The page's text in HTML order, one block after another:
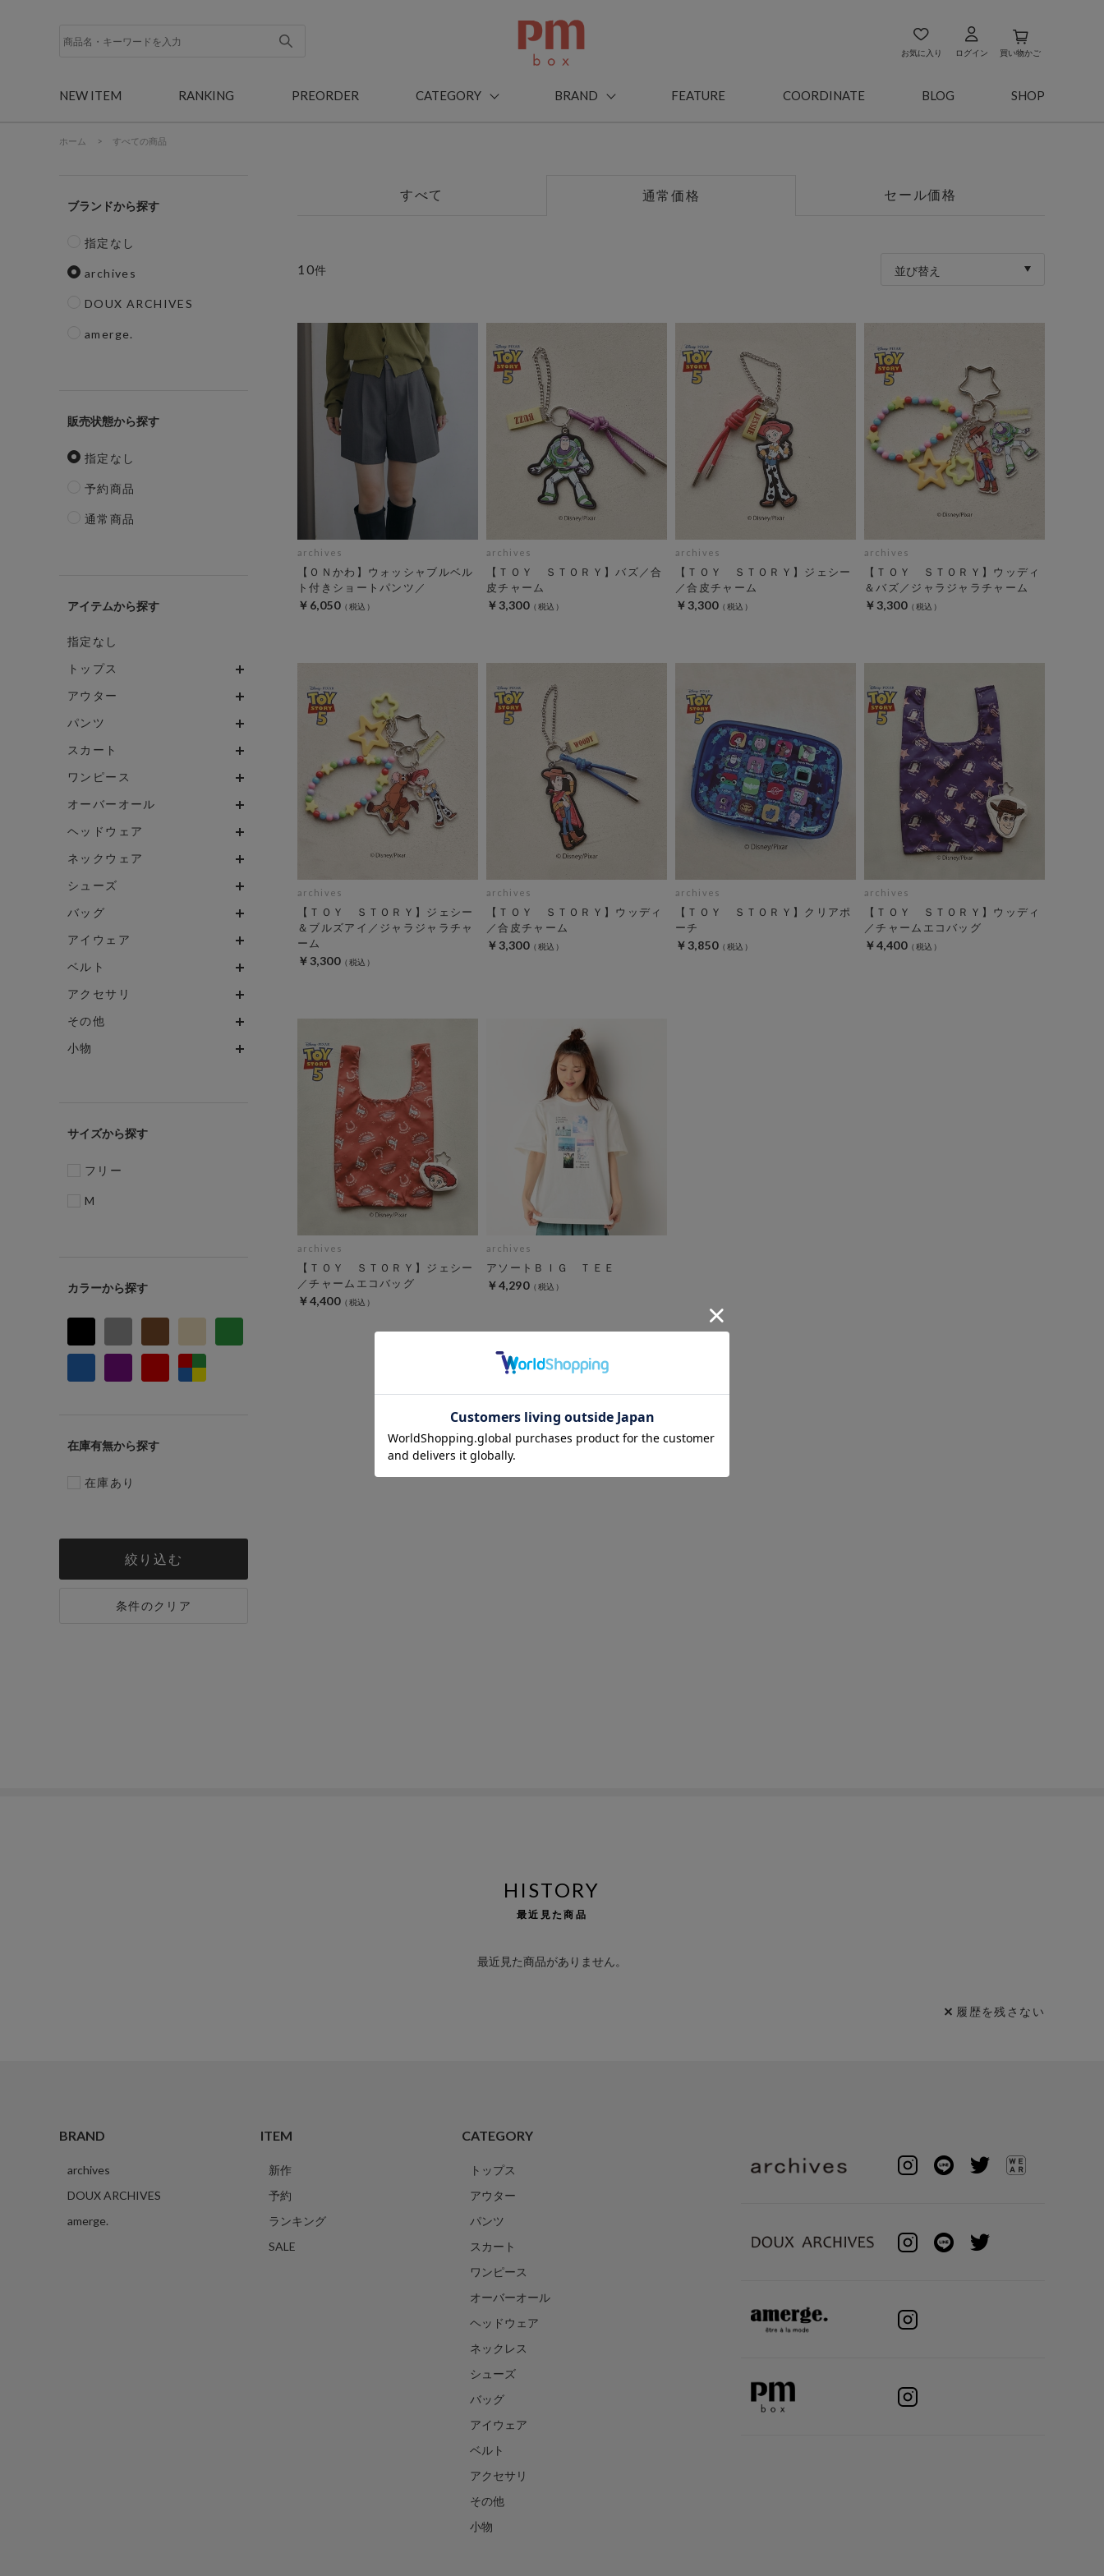
お気に入り ログイン 買い物かご
NEW ITEM RANKING PREORDER CATEGORY BRAND FEATURE COORDINATE BLOG SHOP
ホーム > すべての商品
ブランド
指定なし
archives
DOUX ARCHIVES
amerge.
販売状態
指定なし
予約商品
通常商品
アイテム
指定なし
トップス
アウター
パンツ
スカート
ワンピース
オーバーオール
ヘッドウェア
ネックウェア
シューズ
バッグ
アイウェア
ベルト
アクセサリ
その他
小物
サイズ
フリー
M
カラー
在庫有無
在庫あり
絞り込む
条件のクリア
すべて 通常価格 セール価格
10件 並び替え
archives
【ＯＮかわ】ウォッシャブルベル
ト付きショートパンツ／
￥6,050
archives
【ＴＯＹ ＳＴＯＲＹ】バズ／合
皮チャーム
￥3,300
archives
【ＴＯＹ ＳＴＯＲＹ】ジェシー
／合皮チャーム
￥3,300
archives
【ＴＯＹ ＳＴＯＲＹ】ウッディ
＆バズ／ジャラジャラチャーム
￥3,300
archives
【ＴＯＹ ＳＴＯＲＹ】ジェシー
＆ブルズアイ／ジャラジャラチャ
ーム
￥3,300
archives
【ＴＯＹ ＳＴＯＲＹ】ウッディ
／合皮チャーム
￥3,300
archives
【ＴＯＹ ＳＴＯＲＹ】クリアポ
ーチ
￥3,850
archives
【ＴＯＹ ＳＴＯＲＹ】ウッディ
／チャームエコバッグ
￥4,400
archives
【ＴＯＹ ＳＴＯＲＹ】ジェシー
／チャームエコバッグ
￥4,400
archives
アソートＢＩＧ ＴＥＥ
￥4,290
HISTORY
最近見た商品
最近見た商品がありません。
履歴を残さない
BRAND
archives
DOUX ARCHIVES
amerge.
ITEM
新作
予約
ランキング
SALE
CATEGORY
トップス
アウター
パンツ
スカート
ワンピース
オーバーオール
ヘッドウェア
ネックレス
シューズ
バッグ
アイウェア
ベルト
アクセサリ
その他
小物